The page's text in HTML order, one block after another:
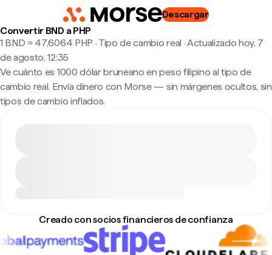
Descargar
Convertir BND a PHP
1 BND ≈ 47,6064 PHP · Tipo de cambio real ·Actualizado hoy, 7
de agosto, 12:35
Ve cuánto es 1000 dólar bruneano en peso filipino al tipo de
cambio real. Envía dinero con Morse — sin márgenes ocultos, sin
tipos de cambio inflados.
Creado con socios financieros de confianza